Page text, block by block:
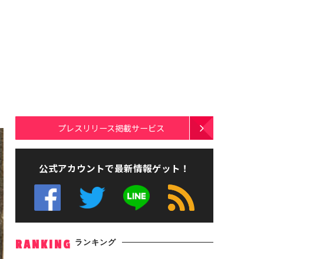
プレスリリース掲載サービス
公式アカウントで最新情報ゲット！
RANKING ランキング